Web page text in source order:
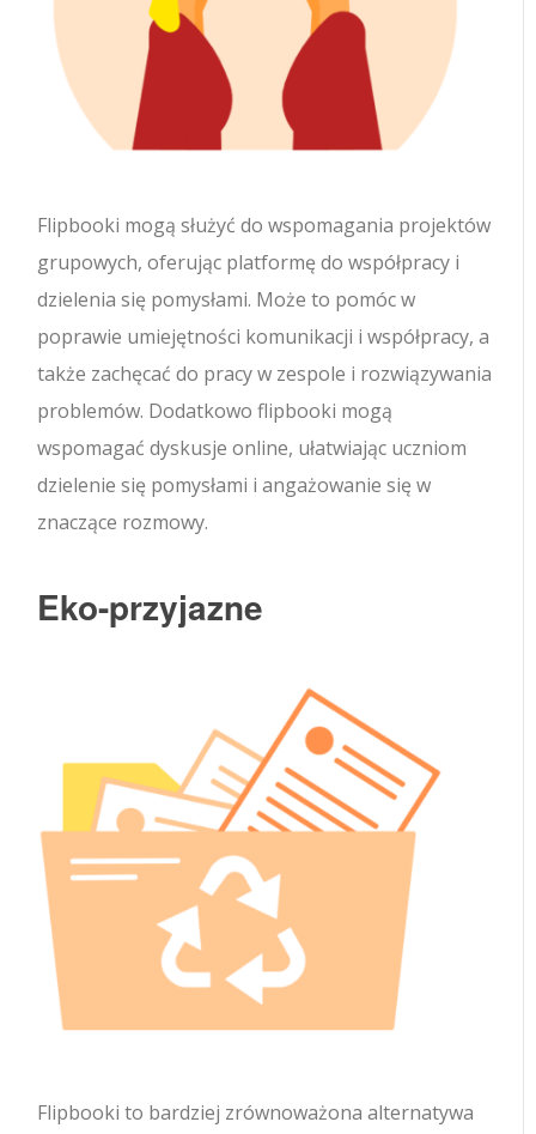
Flipbooki mogą służyć do wspomagania projektów
grupowych, oferując platformę do współpracy i
dzielenia się pomysłami. Może to pomóc w
poprawie umiejętności komunikacji i współpracy, a
także zachęcać do pracy w zespole i rozwiązywania
problemów. Dodatkowo flipbooki mogą
wspomagać dyskusje online, ułatwiając uczniom
dzielenie się pomysłami i angażowanie się w
znaczące rozmowy.
Eko-przyjazne
Flipbooki to bardziej zrównoważona alternatywa